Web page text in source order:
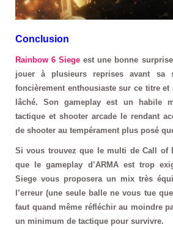
Conclusion
Rainbow 6 Siege est une bonne
jouer à plusieurs reprises avant sa
foncièrement enthousiaste sur ce titre
lâché. Son gameplay est un habile
tactique et shooter arcade le rendant
de shooter au tempérament plus posé
Si vous trouvez que le multi de Call of
que le gameplay d’ARMA est trop
Siege vous proposera un mix très
l’erreur (une seule balle ne vous tue
faut quand même réfléchir au moindre
un minimum de tactique pour survivre.